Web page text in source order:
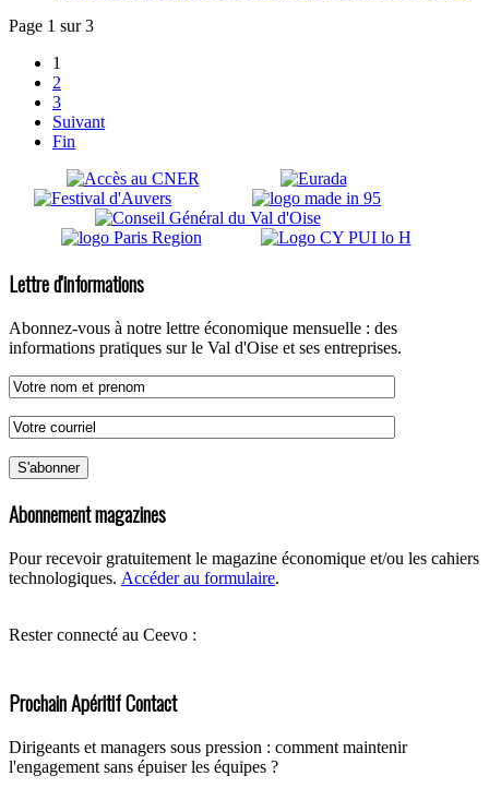
Page 1 sur 3
1
2
3
Suivant
Fin
Lettre d'informations
Abonnez-vous à notre lettre économique mensuelle : des
informations pratiques sur le Val d'Oise et ses entreprises.
Abonnement magazines
Pour recevoir gratuitement le magazine économique et/ou les cahiers
technologiques. Accéder au formulaire.
Rester connecté au Ceevo :
Prochain Apéritif Contact
Dirigeants et managers sous pression : comment maintenir
l'engagement sans épuiser les équipes ?